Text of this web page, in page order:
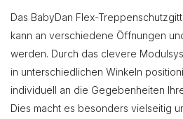
Das BabyDan Flex-
kann an verschiedene Öffnungen
werden. Durch das clevere
in unterschiedlichen Winkeln
individuell an die Gegebenheiten
Dies macht es besonders vielseitig